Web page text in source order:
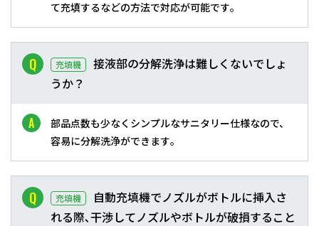
て充填するなどの方法で対応が可能です｡
充填機
接液部の分解洗浄は難しくないでしょ
うか？
部品点数も少なくシンプルなサニタリー仕様なので、
容易に分解洗浄ができます｡
充填機
自動充填機でノズルがボトルに挿入さ
れる際､干渉してノズルやボトルが破損すること